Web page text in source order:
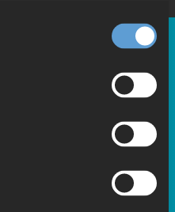
Verbesserung